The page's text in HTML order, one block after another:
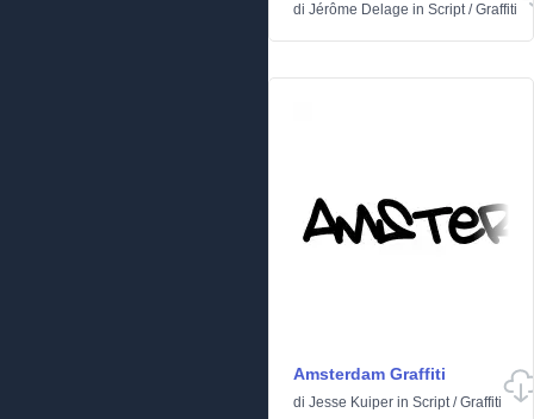
di Jérôme Delage in Script/Graffiti
Amsterdam Graffiti
di Jesse Kuiper in Script/Graffiti